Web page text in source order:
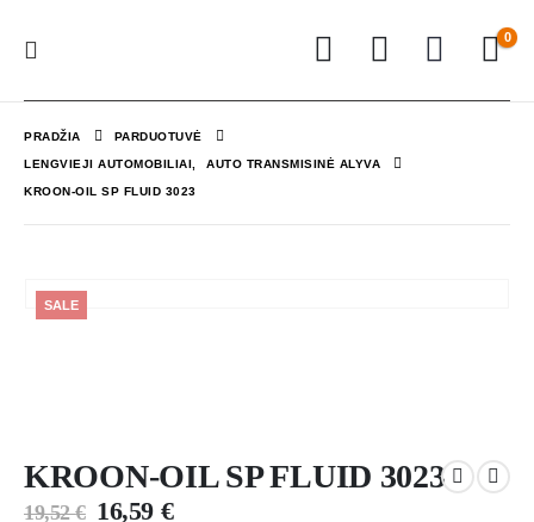
0
PRADŽIA PARDUOTUVĖ
LENGVIEJI AUTOMOBILIAI AUTO TRANSMISINĖ ALYVA
KROON-OIL SP FLUID 3023
SALE
KROON-OIL SP FLUID 3023
19,52€ 16,59 €